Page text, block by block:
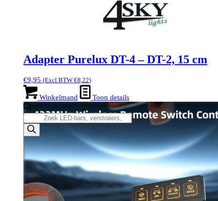
Producten
zoeken
Adapter Purelux DT-4 – DT-2, 15 cm
€9,95 (Excl BTW €8,22)
Winkelmand Toon details